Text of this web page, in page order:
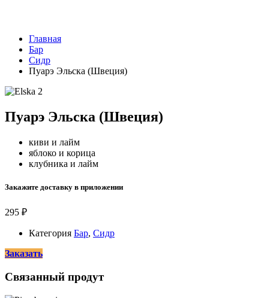
Главная
Бар
Сидр
Пуарэ Эльска (Швеция)
Пуарэ Эльска (Швеция)
киви и лайм
яблоко и корица
клубника и лайм
Закажите доставку в приложении
295 ₽
Категория Бар, Сидр
Заказать
Связанный продут